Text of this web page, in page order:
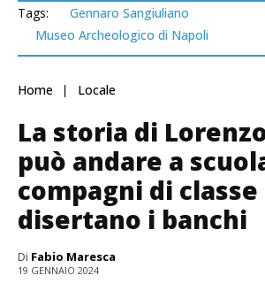
Tags:
Gennaro Sangiuliano
Museo Archeologico di Napoli
Home Locale
La storia di
può andare a
compagni di classe
disertano i banchi
Di Fabio Maresca
19 GENNAIO 2024